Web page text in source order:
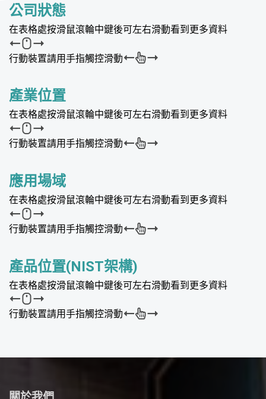
公司狀態
在表格處按滑鼠滾輪中鍵後可左右滑動看到更多資料
行動裝置請用手指觸控滑動
產業位置
在表格處按滑鼠滾輪中鍵後可左右滑動看到更多資料
行動裝置請用手指觸控滑動
應用場域
在表格處按滑鼠滾輪中鍵後可左右滑動看到更多資料
行動裝置請用手指觸控滑動
產品位置(NIST架構)
在表格處按滑鼠滾輪中鍵後可左右滑動看到更多資料
行動裝置請用手指觸控滑動